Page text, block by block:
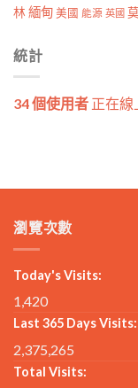
林 緬甸 美國 能源 英國
統計
34 個使用者 正在線
瀏覽次數
Today's Visits:
1,420
Last 365 Days Visits:
2,375,265
Total Visits: